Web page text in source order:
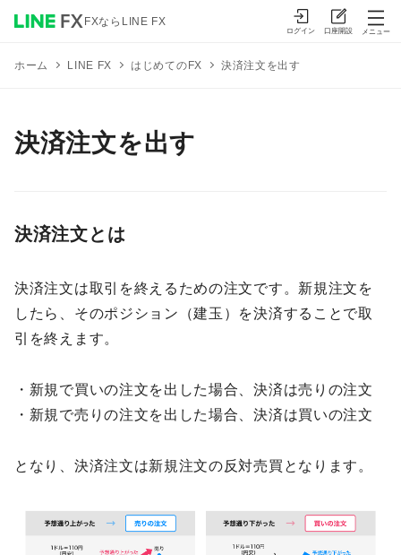
ホーム LINE FX はじめてのFX 決済注文を出す
決済注文を出す
決済注文とは
決済注文は取引を終えるための注文です。新規注文を
したら、そのポジション（建玉）を決済することで取
引を終えます。
・新規で買いの注文を出した場合、決済は売りの注文
・新規で売りの注文を出した場合、決済は買いの注文
となり、決済注文は新規注文の反対売買となります。
FXならLINE FX
ログイン 口座開設 メニュー